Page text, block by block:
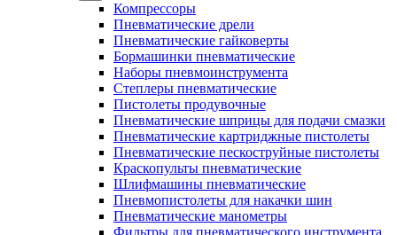
Компрессоры
Пневматические дрели
Пневматические гайковерты
Бормашинки пневматические
Наборы пневмоинструмента
Степлеры пневматические
Пистолеты продувочные
Пневматические шприцы для подачи смазки
Пневматические картриджные пистолеты
Пневматические пескоструйные пистолеты
Краскопульты пневматические
Шлифмашины пневматические
Пневмопистолеты для накачки шин
Пневматические манометры
Фильтры для пневматического инструмента